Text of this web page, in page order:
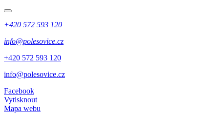
+420 572 593 120
info@polesovice.cz
+420 572 593 120
info@polesovice.cz
Facebook
Vytisknout
Mapa webu